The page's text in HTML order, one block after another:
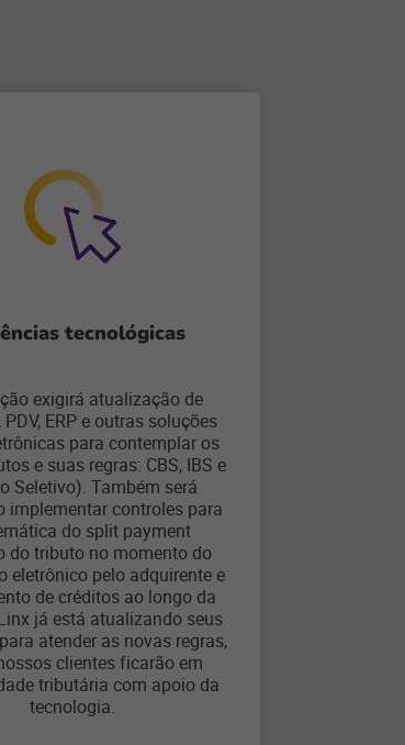
tecnológicas
exigirá atualização de
ERP e outras soluções
para contemplar os
e suas regras: CBS, IBS e
Seletivo). Também será
implementar controles para
do split payment
do tributo no momento do
eletrônico pelo adquirente e
de créditos ao longo da
já está atualizando seus
atender as novas regras,
clientes ficarão em
tributária com apoio da
tecnologia.